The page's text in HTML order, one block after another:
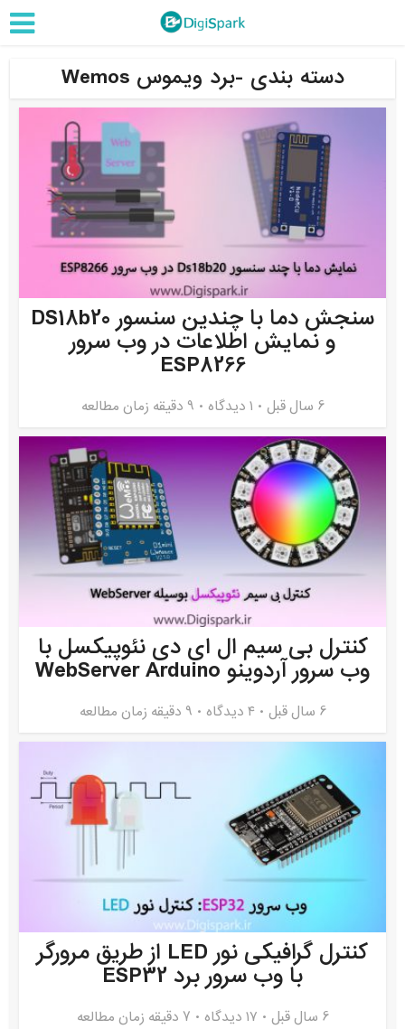
دسته بندی -برد ویموس Wemos
سنجش دما با چندین سنسور DS18b20
و نمایش اطلاعات در وب سرور
ESP8266
6 سال قبل ۱ دیدگاه 9 دقیقه زمان مطالعه
کنترل بی سیم ال ای دی نئوپیکسل با
وب سرور آردوینو WebServer Arduino
6 سال قبل ۴ دیدگاه 9 دقیقه زمان مطالعه
کنترل گرافیکی نور LED از طریق مرورگر
با وب سرور برد ESP32
6 سال قبل ۱۷ دیدگاه 7 دقیقه زمان مطالعه